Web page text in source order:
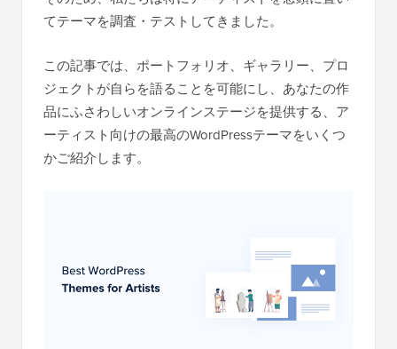
てテーマを調査・テストしてきました。
この記事では、ポートフォリオ、ギャラリー、プロ
ジェクトが自らを語ることを可能にし、あなたの作
品にふさわしいオンラインステージを提供する、ア
ーティスト向けの最高のWordPressテーマをいくつ
かご紹介します。